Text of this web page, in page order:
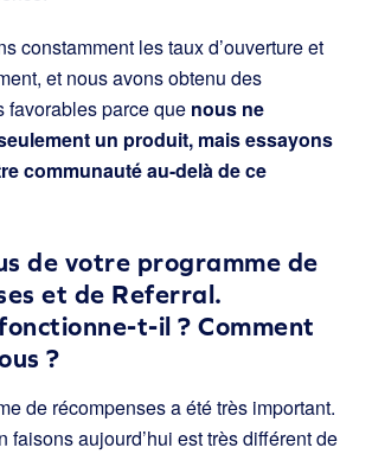
constamment les taux d’ouverture et
et nous avons obtenu des
favorables parce que nous ne
un produit, mais essayons
communauté au-delà de ce
de votre programme de
et de Referral.
t-il ? Comment
?
de récompenses a été très important.
faisons aujourd’hui est très différent de